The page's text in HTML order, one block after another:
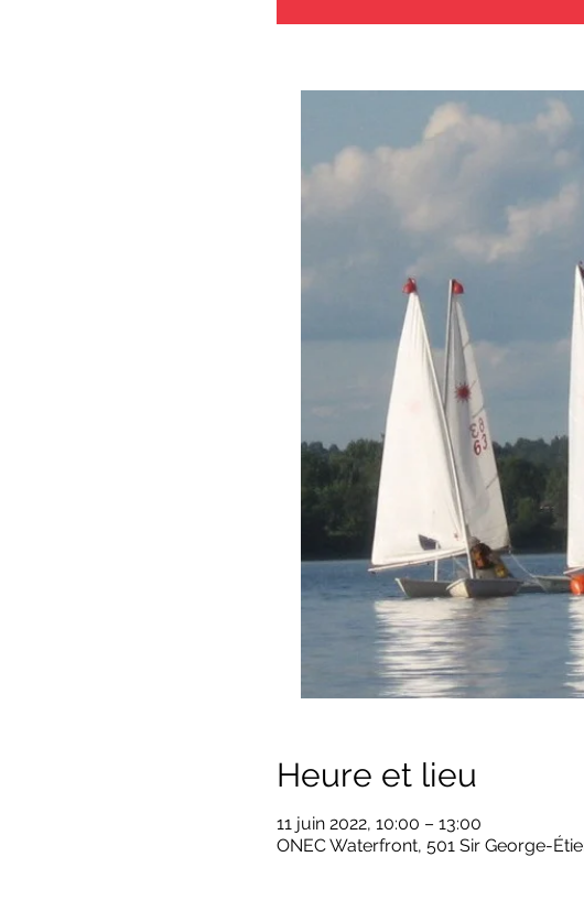
Heure et lieu
11 juin 2022, 10:00 – 13:00
ONEC Waterfront, 501 Sir George-